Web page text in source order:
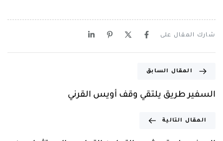
شارك المقال على
المقال السابق
السفير طريق يلتقي وقف أويس القرني
المقال التالية